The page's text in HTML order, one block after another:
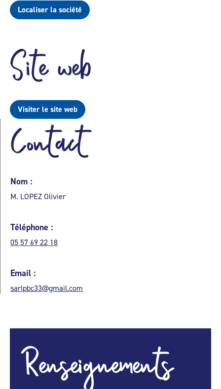
Localiser la société
Site web
Visiter le site web
Contact
Nom :
M. LOPEZ Olivier
Téléphone :
05 57 69 22 18
Email :
sarlpbc33@gmail.com
Renseignements